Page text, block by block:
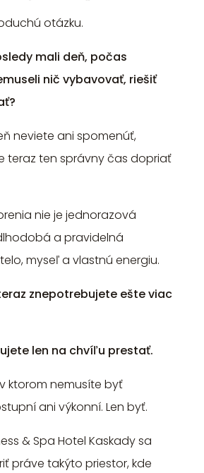
otázku.
mali deň, počas
nič vybavovať, riešiť
neviete ani spomenúť,
teraz ten správny čas dopriať
nie je jednorazová
a pravidelná
myseľ a vlastnú energiu.
znepotrebujete ešte viac
len na chvíľu prestať.
ktorom nemusíte byť
ani výkonní. Len byť.
& Spa Hotel Kaskady sa
práve takýto priestor, kde